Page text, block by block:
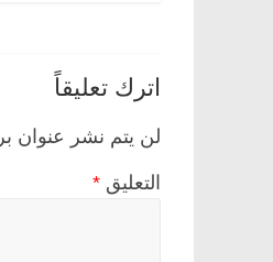
اترك تعليقاً
لن يتم نشر عنوان
التعليق *